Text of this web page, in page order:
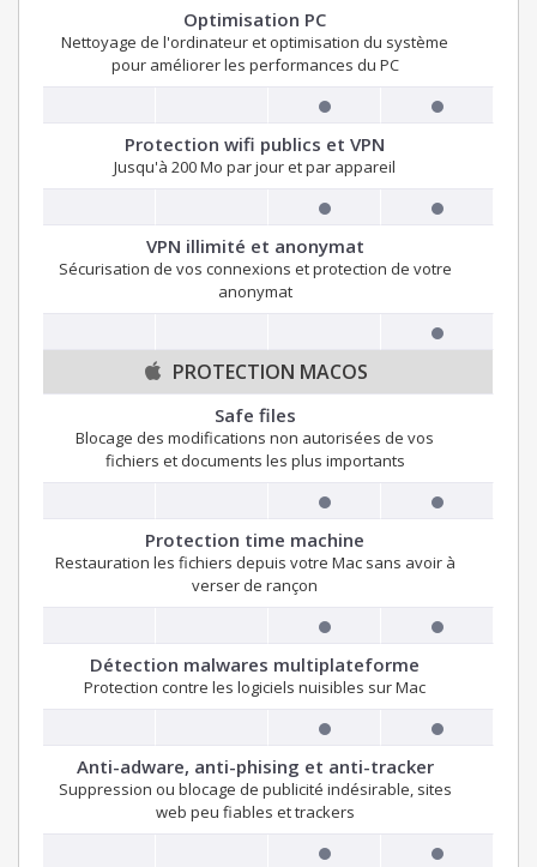
Optimisation PC
Nettoyage de l'ordinateur et optimisation du système
pour améliorer les performances du PC
Protection wifi publics et VPN
Jusqu'à 200 Mo par jour et par appareil
VPN illimité et anonymat
Sécurisation de vos connexions et protection de votre
anonymat
PROTECTION MACOS
Safe files
Blocage des modifications non autorisées de vos
fichiers et documents les plus importants
Protection time machine
Restauration les fichiers depuis votre Mac sans avoir à
verser de rançon
Détection malwares multiplateforme
Protection contre les logiciels nuisibles sur Mac
Anti-adware, anti-phising et anti-tracker
Suppression ou blocage de publicité indésirable, sites
web peu fiables et trackers